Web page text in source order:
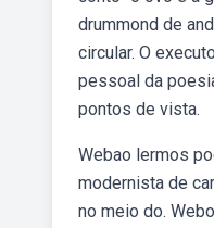
drummond de
circular. O
pessoal da
pontos de vista.
Webao lermos
modernista de
no meio do.